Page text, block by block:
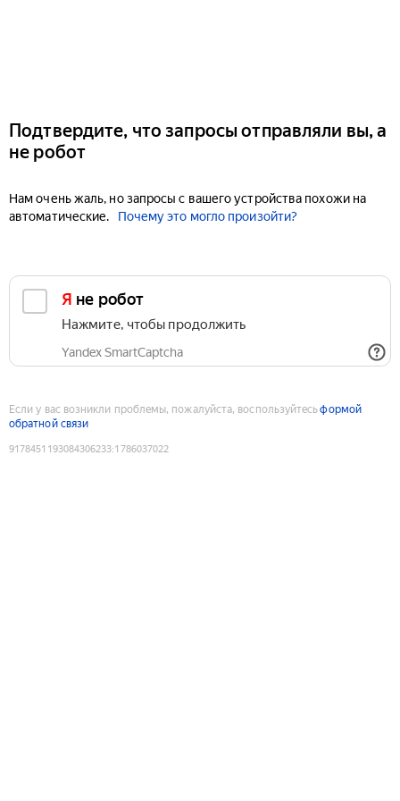
Подтвердите, что запросы отправляли вы, а
не робот
Нам очень жаль, но запросы с вашего устройства похожи на
автоматические.
Почему это могло произойти?
Я не робот
Нажмите, чтобы продолжить
Yandex SmartCaptcha
Если у вас возникли проблемы, пожалуйста, воспользуйтесьформой
обратной связи
9178451193084306233:1786037022